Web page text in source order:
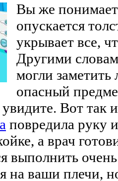
Вы же
опускается
укрывает все,
Другими
могли
опасный
Вот так
повредила руку
а врач
выполнить
на ваши плечи,